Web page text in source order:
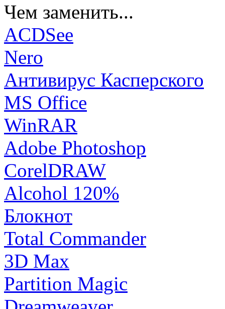
Чем заменить...
ACDSee
Nero
Антивирус Касперского
MS Office
WinRAR
Adobe Photoshop
CorelDRAW
Alcohol 120%
Блокнот
Total Commander
3D Max
Partition Magic